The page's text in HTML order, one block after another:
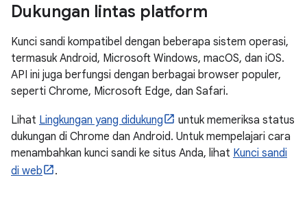
Dukungan lintas platform
Kunci sandi kompatibel dengan beberapa sistem operasi,
termasuk Android, Microsoft Windows, macOS, dan iOS.
API ini juga berfungsi dengan berbagai browser populer,
seperti Chrome, Microsoft Edge, dan Safari.
Lihat Lingkungan yang didukung
untuk memeriksa status
dukungan di Chrome dan Android. Untuk mempelajari cara
menambahkan kunci sandi ke situs Anda, lihat Kunci sandi
di web
.